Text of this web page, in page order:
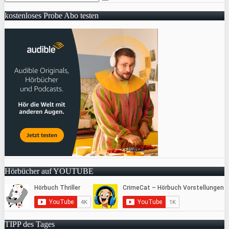
kostenloses Probe Abo testen
Hörbücher auf YOUTUBE
TIPP des Tages